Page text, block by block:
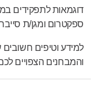
דוגמאות לתפקידים
ספקטרום ומגן/ת
למידע וטיפים
והמבחנים הצפויים